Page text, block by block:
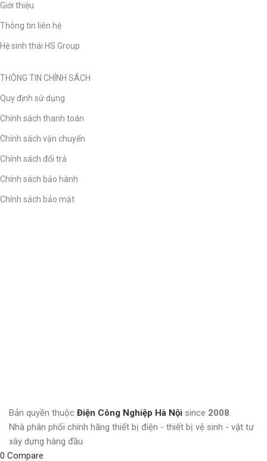
Giới thiệu
Thông tin liên hệ
Hệ sinh thái HS Group
THÔNG TIN CHÍNH SÁCH
Quy định sử dụng
Chính sách thanh toán
Chính sách vận chuyển
Chính sách đổi trả
Chính sách bảo hành
Chính sách bảo mật
Bản quyền thuộc Điện Công Nghiệp Hà Nội since 2008.
Nhà phân phối chính hãng thiết bị điện - thiết bị vệ sinh - vật tư
xây dựng hàng đầu
0 Compare